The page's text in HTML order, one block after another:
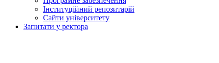
Інституційний репозитарій
Сайти університету
Запитати у ректора